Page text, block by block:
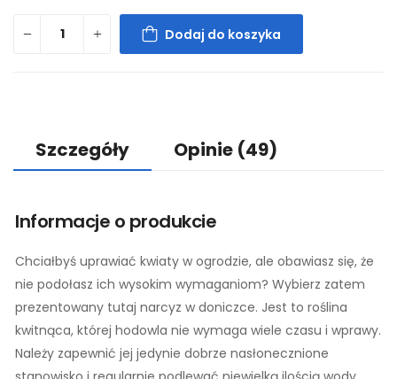
Dodaj do koszyka
Szczegóły Opinie (49)
Informacje o produkcie
Chciałbyś uprawiać kwiaty w ogrodzie, ale obawiasz się, że
nie podołasz ich wysokim wymaganiom? Wybierz zatem
prezentowany tutaj narcyz w doniczce. Jest to roślina
kwitnąca, której hodowla nie wymaga wiele czasu i wprawy.
Należy zapewnić jej jedynie dobrze nasłonecznione